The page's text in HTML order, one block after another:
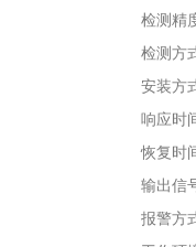
检测精度
检测方式
安装方式
响应时间
恢复时
输出信号
报警方式